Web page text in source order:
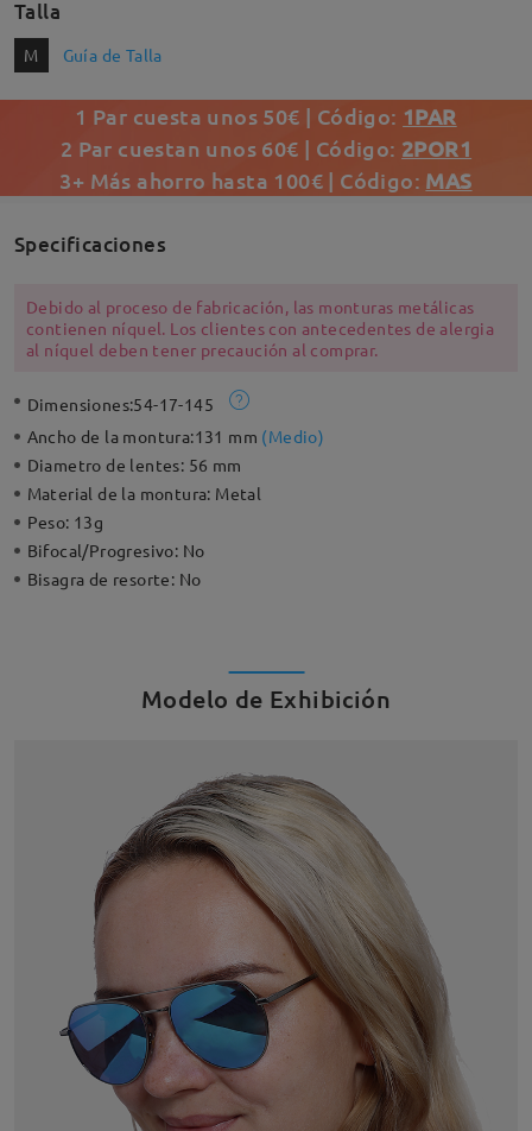
Talla
M Guía de Talla
1 Par cuesta unos 50€ | Código: 1PAR
2 Par cuestan unos 60€ | Código: 2POR1
3+ Más ahorro hasta 100€ | Código: MAS
Specificaciones
Debido al proceso de fabricación, las monturas metálicas
contienen níquel. Los clientes con antecedentes de alergia
al níquel deben tener precaución al comprar.
Dimensiones:54-17-145
Ancho de la montura:131 mm (Medio)
Diametro de lentes: 56 mm
Material de la montura: Metal
Peso: 13g
Bifocal/Progresivo: No
Bisagra de resorte: No
Modelo de Exhibición